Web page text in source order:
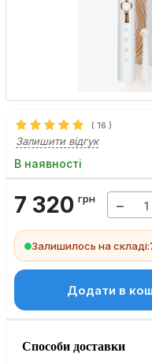
( 16 )
Залишити відгук
В наявності
7 320 грн −
Залишилось на складі:
Додати в
Способи доставки